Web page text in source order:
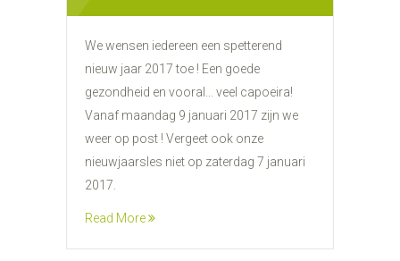
We wensen iedereen een spetterend
nieuw jaar 2017 toe ! Een goede
gezondheid en vooral… veel capoeira!
Vanaf maandag 9 januari 2017 zijn we
weer op post ! Vergeet ook onze
nieuwjaarsles niet op zaterdag 7 januari
2017.
Read More